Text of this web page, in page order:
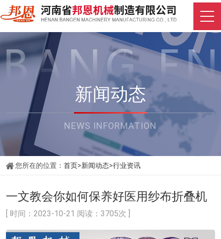
新闻动态
NEWS INFORMATION
您所在的位置： 首页>新闻动态>行业资讯
一文教会你如何保养好医用纱布折叠机
[ 时间：2023-10-21 阅读：3705次 ]